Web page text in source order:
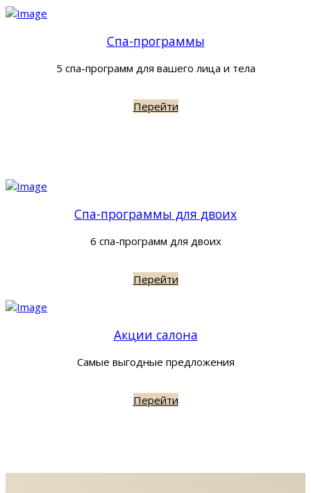
Спа-программы
5 спа-программ для вашего лица и тела
Перейти
Спа-программы для двоих
6 спа-программ для двоих
Перейти
Акции салона
Самые выгодные предложения
Перейти